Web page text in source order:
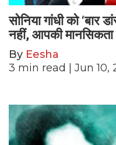
सोनिया गांधी को
नहीं, आपकी मानसिकता
By Eesha
3 min read | Jun 10,